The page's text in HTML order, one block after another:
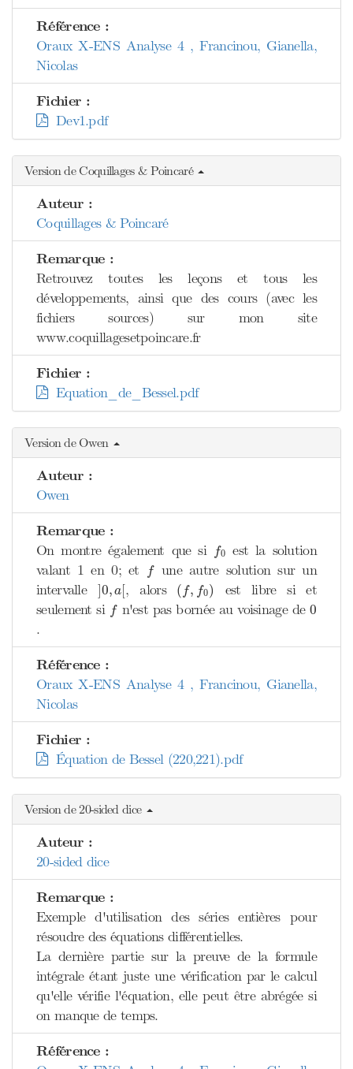
Référence :
Oraux X-ENS Analyse 4 , Francinou, Gianella,
Nicolas
Fichier :
Dev1.pdf
Version de Coquillages & Poincaré
Auteur :
Coquillages & Poincaré
Remarque :
Retrouvez toutes les leçons et tous les
développements, ainsi que des cours (avec les
fichiers sources) sur mon site
www.coquillagesetpoincare.fr
Fichier :
Equation_de_Bessel.pdf
Version de Owen
Auteur :
Owen
Remarque :
On montre également que si f0
0
est la solution
valant 1 en 0; et
fune autre solution sur un
intervalle ]0, a[
]0 [, alors ( f, f0)
( f, 0)
est libre si et
seulement si fn'est pas bornée au voisinage de0
0
.
Référence :
Oraux X-ENS Analyse 4 , Francinou, Gianella,
Nicolas
Fichier :
Équation de Bessel (220,221).pdf
Version de 20-sided dice
Auteur :
20-sided dice
Remarque :
Exemple d'utilisation des séries entières pour
résoudre des équations différentielles.
La dernière partie sur la preuve de la formule
intégrale étant juste une vérification par le calcul
qu'elle vérifie l'équation, elle peut être abrégée si
on manque de temps.
Référence :